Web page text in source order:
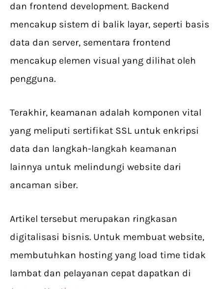
dan frontend development. Backend
mencakup sistem di balik layar, seperti basis
data dan server, sementara frontend
mencakup elemen visual yang dilihat oleh
pengguna.
Terakhir, keamanan adalah komponen vital
yang meliputi sertifikat SSL untuk enkripsi
data dan langkah-langkah keamanan
lainnya untuk melindungi website dari
ancaman siber.
Artikel tersebut merupakan ringkasan
digitalisasi bisnis. Untuk membuat website,
membutuhkan hosting yang load time tidak
lambat dan pelayanan cepat dapatkan di